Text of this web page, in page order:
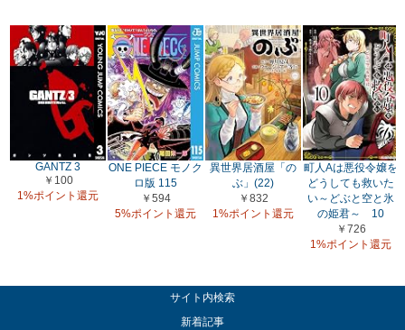
GANTZ 3
￥100
1%ポイント還元
ONE PIECE モノク
ロ版 115
￥594
5%ポイント還元
異世界居酒屋「の
ぶ」(22)
￥832
1%ポイント還元
町人Aは悪役令嬢を
どうしても救いた
い～どぶと空と氷
の姫君～ 10
￥726
1%ポイント還元
サイト内検索
新着記事